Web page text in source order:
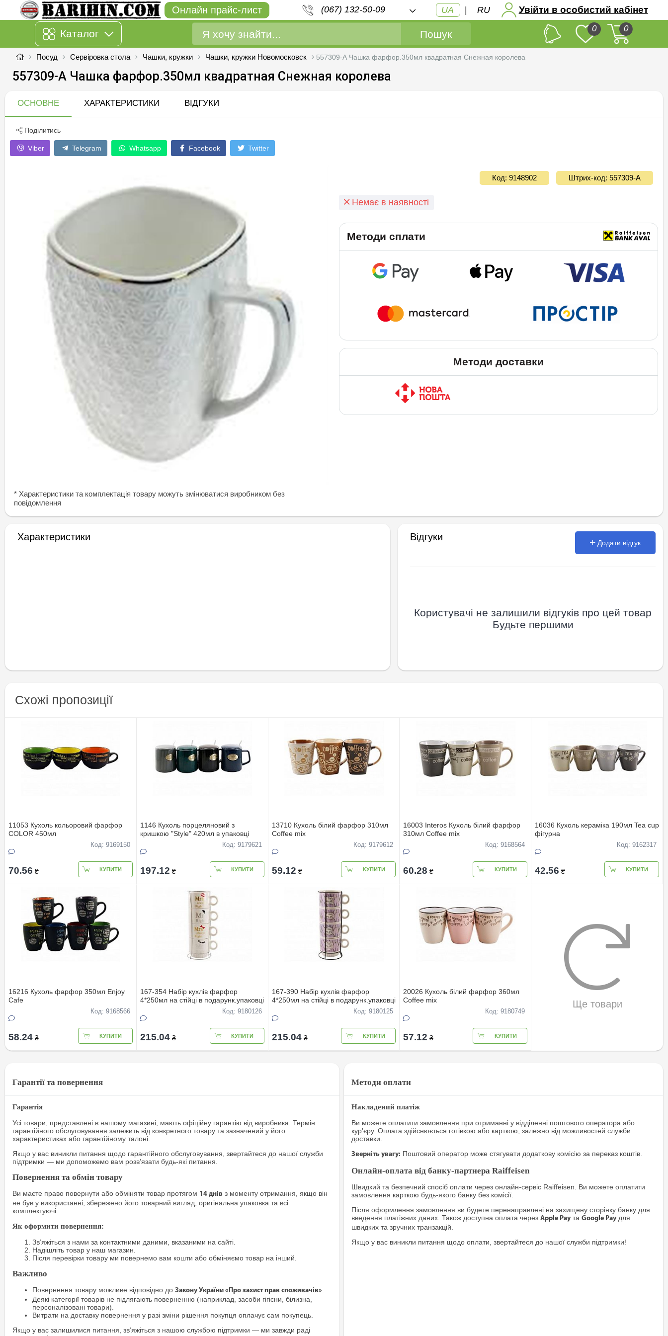
Онлайн прайс-лист (067) 132-50-09 UA | RU Увійти в особистий кабінет
Каталог Пошук 0 0
Посуд Сервіровка стола Чашки, кружки Чашки, кружки Новомосковск 557309-А Чашка фарфор.350мл квадратная Снежная королева
557309-А Чашка фарфор.350мл квадратная Снежная королева
ОСНОВНЕ ХАРАКТЕРИСТИКИ ВІДГУКИ
Поділитись
Viber Telegram Whatsapp Facebook Twitter
* Характеристики та комплектація товару можуть змінюватися виробником без
повідомлення
Код: 9148902 Штрих-код: 557309-A
Немає в наявності
Методи сплати
Методи доставки
Характеристики Відгуки
Додати відгук
Користувачі не залишили відгуків про цей товар
Будьте першими
Схожі пропозиції
11053 Кухоль кольоровий фарфор
COLOR 450мл
Код: 9169150
70.56 ₴ КУПИТИ
1146 Кухоль порцеляновий з
кришкою "Style" 420мл в упаковцi
Код: 9179621
197.12 ₴ КУПИТИ
13710 Кухоль білий фарфор 310мл
Coffee mix
Код: 9179612
59.12 ₴ КУПИТИ
16003 Interos Кухоль білий фарфор
310мл Сoffee mix
Код: 9168564
60.28 ₴ КУПИТИ
16036 Кухоль кераміка 190мл Tea cup
фігурна
Код: 9162317
42.56 ₴ КУПИТИ
16216 Кухоль фарфор 350мл Enjoy
Cafe
Код: 9168566
58.24 ₴ КУПИТИ
167-354 Набiр кухлiв фарфор
4*250мл на стiйцi в подарунк.упаковцi
Код: 9180126
215.04 ₴ КУПИТИ
167-390 Набiр кухлiв фарфор
4*250мл на стiйцi в подарунк.упаковцi
Код: 9180125
215.04 ₴ КУПИТИ
20026 Кухоль білий фарфор 360мл
Coffee mix
Код: 9180749
57.12 ₴ КУПИТИ
Ще товари
Гарантії та повернення
Гарантія
Усі товари, представлені в нашому магазині, мають офіційну гарантію від виробника. Термін
гарантійного обслуговування залежить від конкретного товару та зазначений у його
характеристиках або гарантійному талоні.
Якщо у вас виникли питання щодо гарантійного обслуговування, звертайтеся до нашої служби
підтримки — ми допоможемо вам розв’язати будь-які питання.
Повернення та обмін товару
Ви маєте право повернути або обміняти товар протягом 14 днів з моменту отримання, якщо він
не був у використанні, збережено його товарний вигляд, оригінальна упаковка та всі
комплектуючі.
Як оформити повернення:
Зв’яжіться з нами за контактними даними, вказаними на сайті.
Надішліть товар у наш магазин.
Після перевірки товару ми повернемо вам кошти або обміняємо товар на інший.
Важливо
Повернення товару можливе відповідно до Закону України «Про захист прав споживачів»
Деякі категорії товарів не підлягають поверненню (наприклад, засоби гігієни, білизна,
персоналізовані товари).
Витрати на доставку повернення у разі зміни рішення покупця оплачує сам покупець.
Якщо у вас залишилися питання, зв’яжіться з нашою службою підтримки — ми завжди раді
Методи оплати
Накладений платіж
Ви можете оплатити замовлення при отриманні у відділенні поштового оператора або
кур'єру. Оплата здійснюється готівкою або карткою, залежно від можливостей служби
доставки.
Зверніть увагу: Поштовий оператор може стягувати додаткову комісію за переказ коштів.
Онлайн-оплата від банку-партнера Raiffeisen
Швидкий та безпечний спосіб оплати через онлайн-сервіс Raiffeisen. Ви можете оплатити
замовлення карткою будь-якого банку без комісії.
Після оформлення замовлення ви будете перенаправлені на захищену сторінку банку для
введення платіжних даних. Також доступна оплата черезApple Pay таGoogle Pay для
швидких та зручних транзакцій.
Якщо у вас виникли питання щодо оплати, звертайтеся до нашої служби підтримки!